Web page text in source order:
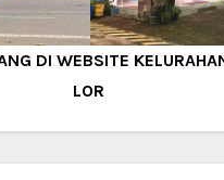
DI WEBSITE
LOR